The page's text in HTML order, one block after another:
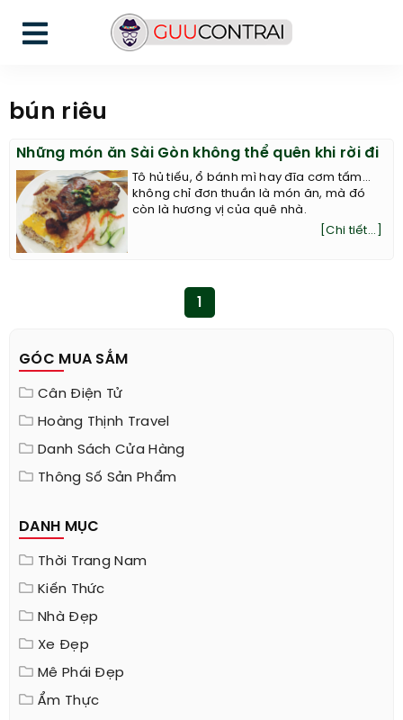
bún riêu
Những món ăn Sài Gòn không thể quên khi rời đi
Tô hủ tiếu, ổ bánh mì hay đĩa cơm tấm...
không chỉ đơn thuần là món ăn, mà đó
còn là hương vị của quê nhà.
[Chi tiết...]
GÓC MUA SẮM
Cân Điện Tử
Hoàng Thịnh Travel
Danh Sách Cửa Hàng
Thông Số Sản Phẩm
DANH MỤC
Thời Trang Nam
Kiến Thức
Nhà Đẹp
Xe Đẹp
Mê Phái Đẹp
Ẩm Thực